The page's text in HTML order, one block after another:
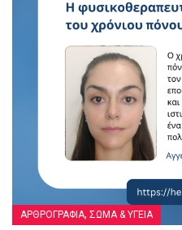
ΑΡΘΡΟΓΡΑΦΙΑ, ΣΩΜΑ & ΥΓΕΙΑ